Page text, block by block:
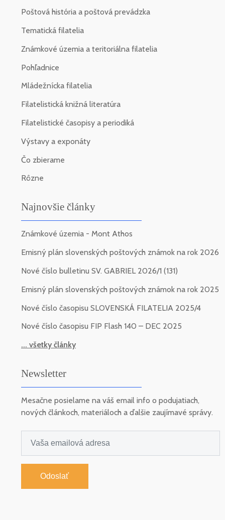
Poštová história a poštová prevádzka
Tematická filatelia
Známkové územia a teritoriálna filatelia
Pohľadnice
Mládežnícka filatelia
Filatelistická knižná literatúra
Filatelistické časopisy a periodiká
Výstavy a exponáty
Čo zbierame
Rôzne
Najnovšie články
Známkové územia - Mont Athos
Emisný plán slovenských poštových známok na rok 2026
Nové číslo bulletinu SV. GABRIEL 2026/1 (131)
Emisný plán slovenských poštových známok na rok 2025
Nové číslo časopisu SLOVENSKÁ FILATELIA 2025/4
Nové číslo časopisu FIP Flash 140 – DEC 2025
... všetky články
Newsletter
Mesačne posielame na váš email info o podujatiach,
nových článkoch, materiáloch a ďalšie zaujímavé správy.
Odoslať